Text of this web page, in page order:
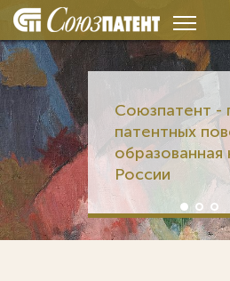
Союзпатент -
патентных
России